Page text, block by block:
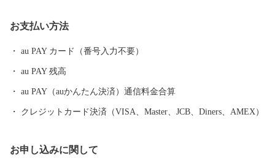
ふるさと”です！(同市丸岡町はコシヒカリ開発者 石墨博士の故郷
織による織マークは国内シェアの80％を占めております。 また、
景勝地「東尋坊」に代表される海岸線や現存十二天守として知ら
れる「丸岡城」などを有することでも有名です。 心から笑顔にな
ただいた個人情報は、坂井市が責任をもって管理し、関係法令で
お支払い方法
au PAY カード（番号入力不要）
au PAY 残高
au PAY（auかんたん決済）通信料金合算
クレジットカード決済（VISA、Master、JCB、Diners、AMEX）
お申し込みに関して